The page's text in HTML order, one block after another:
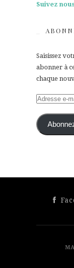
Suivez
Saisissez
abonner à
chaque
Adresse
mail